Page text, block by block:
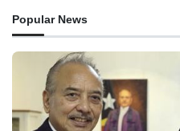
Popular News